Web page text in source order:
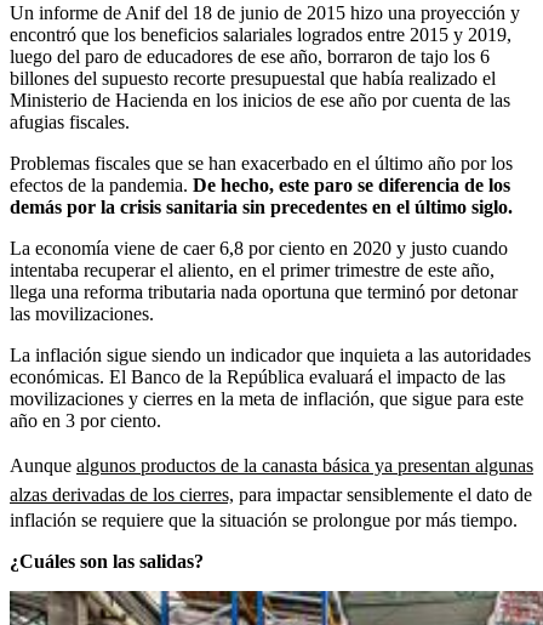
Un informe de Anif del 18 de junio de 2015 hizo una proyección y
encontró que los beneficios salariales logrados entre 2015 y 2019,
luego del paro de educadores de ese año, borraron de tajo los 6
billones del supuesto recorte presupuestal que había realizado el
Ministerio de Hacienda en los inicios de ese año por cuenta de las
afugias fiscales.
Problemas fiscales que se han exacerbado en el último año por los
efectos de la pandemia. De hecho, este paro se diferencia de los
demás por la crisis sanitaria sin precedentes en el último siglo.
La economía viene de caer 6,8 por ciento en 2020 y justo cuando
intentaba recuperar el aliento, en el primer trimestre de este año,
llega una reforma tributaria nada oportuna que terminó por detonar
las movilizaciones.
La inflación sigue siendo un indicador que inquieta a las autoridades
económicas. El Banco de la República evaluará el impacto de las
movilizaciones y cierres en la meta de inflación, que sigue para este
año en 3 por ciento.
Aunque algunos productos de la canasta básica ya presentan algunas
alzas derivadas de los cierres, para impactar sensiblemente el dato de
inflación se requiere que la situación se prolongue por más tiempo.
¿Cuáles son las salidas?